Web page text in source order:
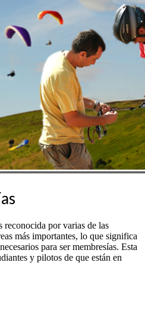
reconocida por varias de las
más importantes, lo que significa
para ser membresías. Esta
y pilotos de que están en